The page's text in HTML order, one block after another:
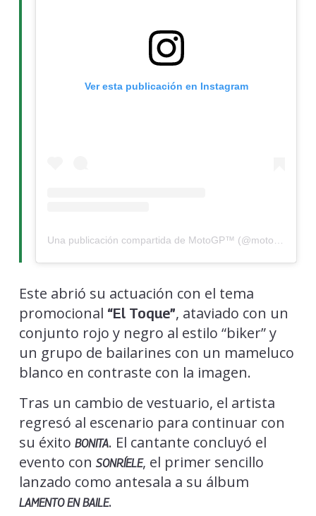
Ver esta publicación en Instagram
Una publicación compartida de MotoGP™ (@motogp)
Este abrió su actuación con el tema
promocional “El Toque”, ataviado con un
conjunto rojo y negro al estilo “biker” y
un grupo de bailarines con un mameluco
blanco en contraste con la imagen.
Tras un cambio de vestuario, el artista
regresó al escenario para continuar con
su éxito BONITA. El cantante concluyó el
evento con SONRÍELE, el primer sencillo
lanzado como antesala a su álbum
LAMENTO EN BAILE.